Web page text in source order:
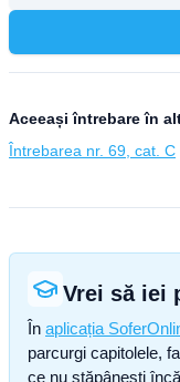
Aceeași întrebare în
Întrebarea nr. 69, cat. C
Vrei să iei
În aplicația
parcurgi capitolele,
ce nu stăpânești